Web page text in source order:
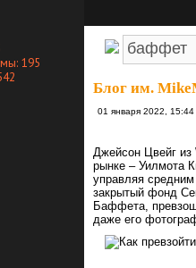
195
Блог им.
01 января 2022, 15:44
Джейсон Цвейг из
рынке – Уилмота
управляя
закрытый фонд
Баффета,
даже его